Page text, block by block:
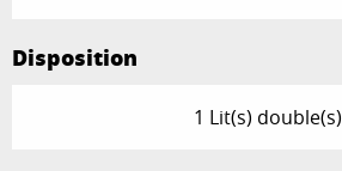
Disposition
1 Lit(s) double(s)